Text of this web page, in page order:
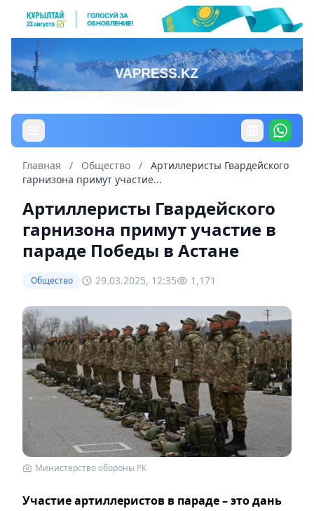
Главная / Общество /
Артиллеристы Гвардейского
гарнизона примут участие...
Артиллеристы Гвардейского
гарнизона примут участие в
параде Победы в Астане
Общество 29.03.2025, 12:35 1,171
Министерство обороны РК
Участие артиллеристов в параде – это дань